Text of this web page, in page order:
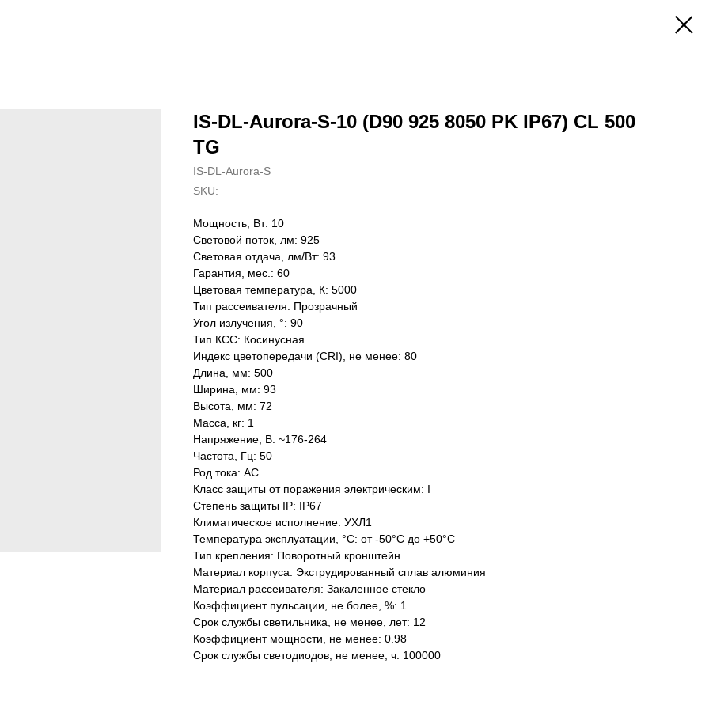
IS-DL-Aurora-S-10 (D90 925 8050 PK IP67) CL 500
TG
IS-DL-Aurora-S
SKU:
Мощность, Вт: 10
Световой поток, лм: 925
Световая отдача, лм/Вт: 93
Гарантия, мес.: 60
Цветовая температура, К: 5000
Тип рассеивателя: Прозрачный
Угол излучения, °: 90
Тип КСС: Косинусная
Индекс цветопередачи (CRI), не менее: 80
Длина, мм: 500
Ширина, мм: 93
Высота, мм: 72
Масса, кг: 1
Напряжение, В: ~176-264
Частота, Гц: 50
Род тока: AC
Класс защиты от поражения электрическим: I
Степень защиты IP: IP67
Климатическое исполнение: УХЛ1
Температура эксплуатации, °С: от -50°C до +50°C
Тип крепления: Поворотный кронштейн
Материал корпуса: Экструдированный сплав алюминия
Материал рассеивателя: Закаленное стекло
Коэффициент пульсации, не более, %: 1
Срок службы светильника, не менее, лет: 12
Коэффициент мощности, не менее: 0.98
Срок службы светодиодов, не менее, ч: 100000